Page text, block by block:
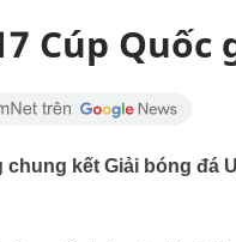
Cúp Quốc
kết Giải bóng đá